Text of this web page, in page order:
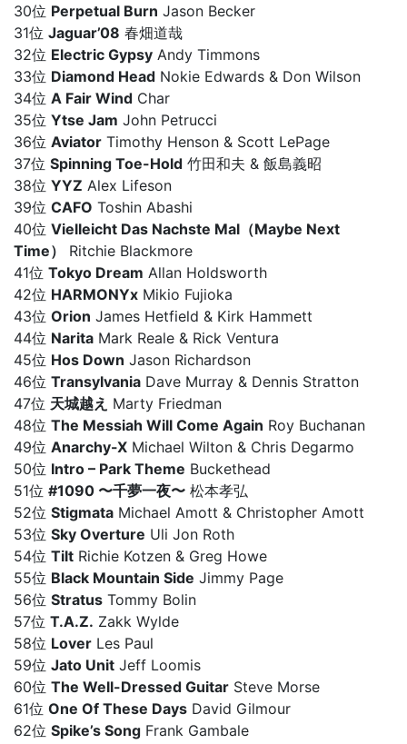
30位 Perpetual Burn Jason Becker
31位 Jaguar’08 春畑道哉
32位 Electric Gypsy Andy Timmons
33位 Diamond Head Nokie Edwards & Don Wilson
34位 A Fair Wind Char
35位 Ytse Jam John Petrucci
36位 Aviator Timothy Henson & Scott LePage
37位 Spinning Toe-Hold 竹田和夫 & 飯島義昭
38位 YYZ Alex Lifeson
39位 CAFO Toshin Abashi
40位 Vielleicht Das Nachste Mal（Maybe Next
Time）
Ritchie Blackmore
41位 Tokyo Dream Allan Holdsworth
42位 HARMONYx Mikio Fujioka
43位 Orion James Hetfield & Kirk Hammett
44位 Narita Mark Reale & Rick Ventura
45位 Hos Down Jason Richardson
46位 Transylvania Dave Murray & Dennis Stratton
47位 天城越え Marty Friedman
48位 The Messiah Will Come Again Roy Buchanan
49位 Anarchy-X Michael Wilton & Chris Degarmo
50位 Intro – Park Theme Buckethead
51位 #1090 〜千夢一夜〜 松本孝弘
52位 Stigmata Michael Amott & Christopher Amott
53位 Sky Overture Uli Jon Roth
54位 Tilt Richie Kotzen & Greg Howe
55位 Black Mountain Side Jimmy Page
56位 Stratus Tommy Bolin
57位 T.A.Z. Zakk Wylde
58位 Lover Les Paul
59位 Jato Unit Jeff Loomis
60位 The Well-Dressed Guitar Steve Morse
61位 One Of These Days David Gilmour
62位 Spike’s Song Frank Gambale